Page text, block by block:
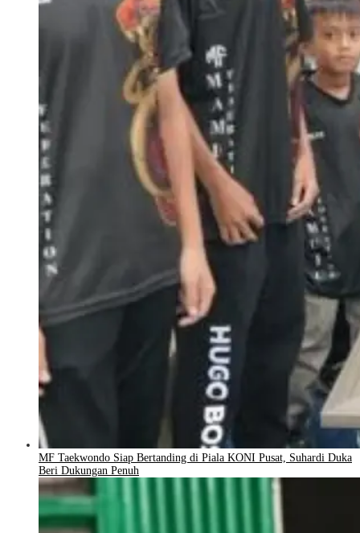
MF Taekwondo Siap Bertanding di Piala KONI Pusat, Suhardi Duka
Beri Dukungan Penuh